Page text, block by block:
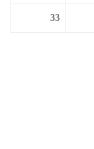
33